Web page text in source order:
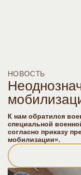
НОВОСТЬ
К нам обратился
специальной
согласно приказу
мобилизации».